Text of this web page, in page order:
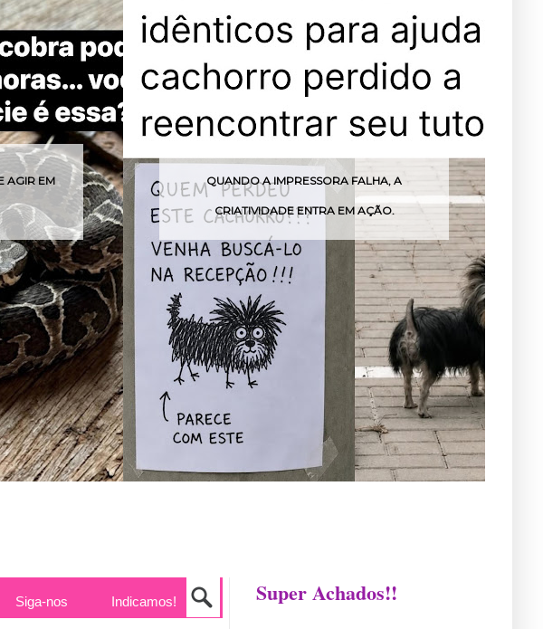
QUANDO A IMPRESSORA FALHA, A
CRIATIVIDADE ENTRA EM AÇÃO.
Siga-nos Indicamos! Super Achados!!